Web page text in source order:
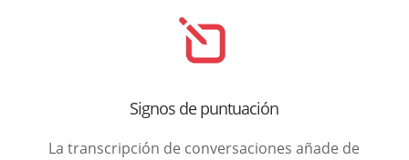
Signos de puntuación
La transcripción de conversaciones añade de